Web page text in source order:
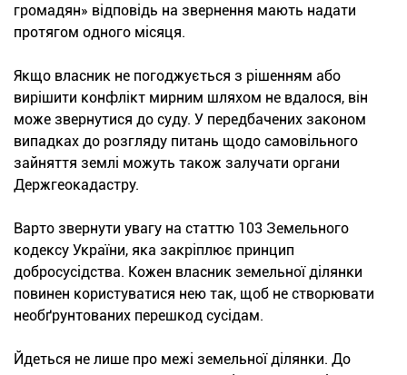
громадян» відповідь на звернення мають надати
протягом одного місяця.
Якщо власник не погоджується з рішенням або
вирішити конфлікт мирним шляхом не вдалося, він
може звернутися до суду. У передбачених законом
випадках до розгляду питань щодо самовільного
зайняття землі можуть також залучати органи
Держгеокадастру.
Варто звернути увагу на статтю 103 Земельного
кодексу України, яка закріплює принцип
добросусідства. Кожен власник земельної ділянки
повинен користуватися нею так, щоб не створювати
необґрунтованих перешкод сусідам.
Йдеться не лише про межі земельної ділянки. До